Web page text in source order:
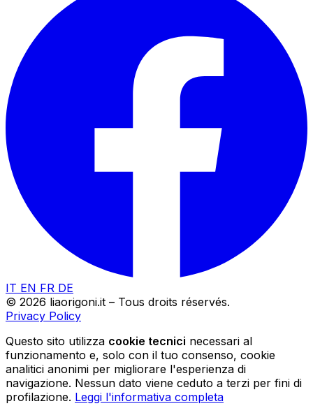
IT EN FR DE
© 2026 liaorigoni.it – Tous droits réservés.
Privacy Policy
Questo sito utilizza cookie tecnici necessari al
funzionamento e, solo con il tuo consenso, cookie
analitici anonimi per migliorare l'esperienza di
navigazione. Nessun dato viene ceduto a terzi per fini di
profilazione. Leggi l'informativa completa